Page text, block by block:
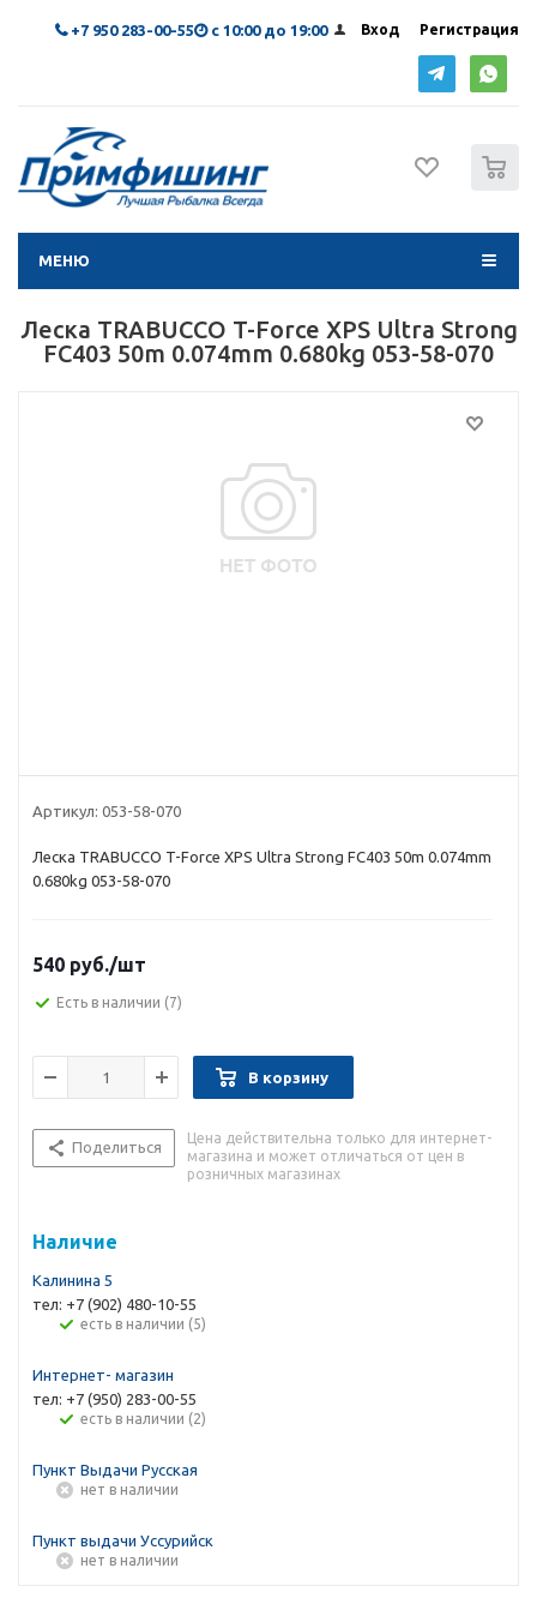
Вход Регистрация
+7 950 283-00-55 с 10:00 до 19:00
МЕНЮ
Леска TRABUCCO T-Force XPS Ultra Strong
FC403 50m 0.074mm 0.680kg 053-58-070
Артикул: 053-58-070
Леска TRABUCCO T-Force XPS Ultra Strong FC403 50m 0.074mm
0.680kg 053-58-070
540 руб./шт
Есть в наличии (7)
В корзину
Поделиться
Цена действительна только для интернет-
магазина и может отличаться от цен в
розничных магазинах
Наличие
Калинина 5
тел: +7 (902) 480-10-55
Есть в наличии (5)
Интернет- магазин
тел: +7 (950) 283-00-55
Есть в наличии (2)
Пункт Выдачи Русская
Нет в наличии
Пункт выдачи Уссурийск
Нет в наличии